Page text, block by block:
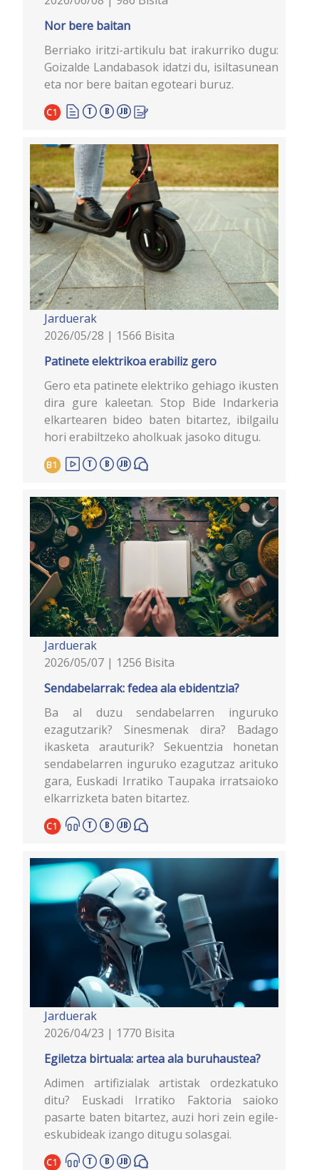
Nor bere baitan
Berriako iritzi-artikulu bat irakurriko dugu:
Goizalde Landabasok idatzi du, isiltasunean
eta nor bere baitan egoteari buruz.
C1
Jarduerak
2026/05/28 | 1566 Bisita
Patinete elektrikoa erabiliz gero
Gero eta patinete elektriko gehiago ikusten
dira gure kaleetan. Stop Bide Indarkeria
elkartearen bideo baten bitartez, ibilgailu
hori erabiltzeko aholkuak jasoko ditugu.
B1
Jarduerak
2026/05/07 | 1256 Bisita
Sendabelarrak: fedea ala ebidentzia?
Ba al duzu sendabelarren inguruko
ezagutzarik? Sinesmenak dira? Badago
ikasketa arauturik? Sekuentzia honetan
sendabelarren inguruko ezagutzaz arituko
gara, Euskadi Irratiko Taupaka irratsaioko
elkarrizketa baten bitartez.
C1
Jarduerak
2026/04/23 | 1770 Bisita
Egiletza birtuala: artea ala buruhaustea?
Adimen artifizialak artistak ordezkatuko
ditu? Euskadi Irratiko Faktoria saioko
pasarte baten bitartez, auzi hori zein egile-
eskubideak izango ditugu solasgai.
C1